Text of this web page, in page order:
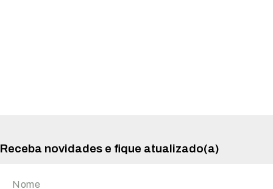
Receba novidades e fique atualizado(a)